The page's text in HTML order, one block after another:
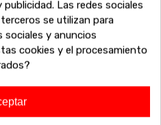
interesar
explorando nuestras
en muebles de alta calidad.
mesas y todo lo que
estos descuentos
Las redes sociales
se utilizan para
y anuncios
cookies y el procesamiento